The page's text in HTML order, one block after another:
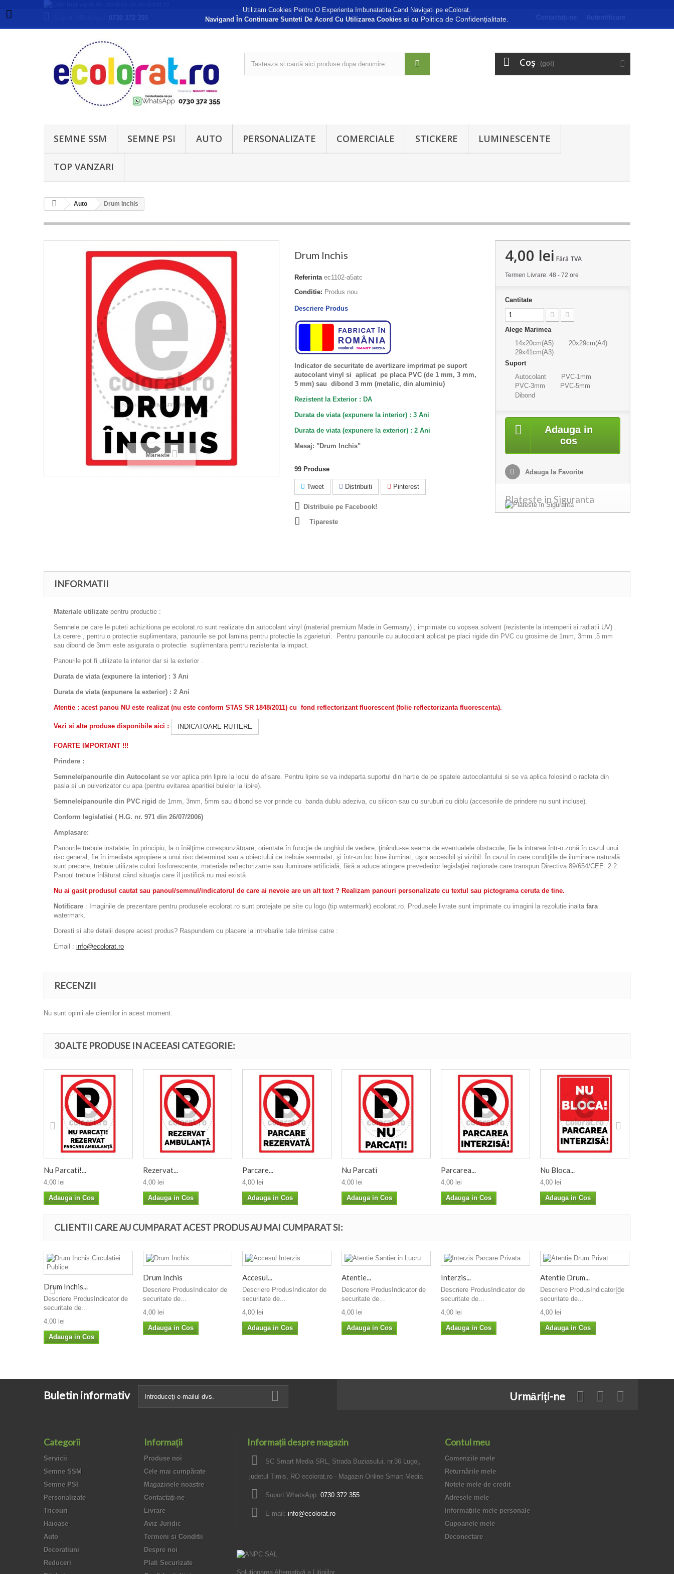
Coş (gol)
SEMNE SSM SEMNE PSI AUTO PERSONALIZATE COMERCIALE STICKERE LUMINESCENTE
TOP VANZARI
Auto Drum Inchis
Mareste
Drum Inchis
Referinta ec1102-a5atc
Conditie: Produs nou
Descriere Produs
Indicator de securitate de avertizare imprimat pe suport
autocolant vinyl si aplicat pe placa PVC (de 1 mm, 3 mm,
5 mm) sau dibond 3 mm (metalic, din aluminiu)
Rezistent la Exterior : DA
Durata de viata (expunere la interior) : 3 Ani
Durata de viata (expunere la exterior) : 2 Ani
Mesaj: "Drum Inchis"
99 Produse
Tweet Distribuiti Pinterest
Distribuie pe Facebook!
Tipareste
4,00 lei Fără TVA
Termen Livrare: 48 - 72 ore
Cantitate
Alege Marimea
14x20cm(A5)
20x29cm(A4)
29x41cm(A3)
Suport
Autocolant
PVC-1mm
PVC-3mm
PVC-5mm
Dibond
Adauga in
cos
Adauga la Favorite
Plateste in Siguranta
INFORMATII
Materiale utilizate pentru productie :
Semnele pe care le puteti achizitiona pe ecolorat.ro sunt realizate din autocolant vinyl (material premium Made in Germany) , imprimate cu vopsea solvent (rezistente la intemperii si radiatii UV) .
La cerere , pentru o protectie suplimentara, panourile se pot lamina pentru protectie la zgarieturi. Pentru panourile cu autocolant aplicat pe placi rigide din PVC cu grosime de 1mm, 3mm ,5 mm
sau dibond de 3mm este asigurata o protectie suplimentara pentru rezistenta la impact.
Panourile pot fi utilizate la interior dar si la exterior .
Durata de viata (expunere la interior) : 3 Ani
Durata de viata (expunere la exterior) : 2 Ani
Atentie : acest panou NU este realizat (nu este conform STAS SR 1848/2011) cu fond reflectorizant fluorescent (folie reflectorizanta fluorescenta).
Vezi si alte produse disponibile aici : INDICATOARE RUTIERE
FOARTE IMPORTANT !!!
Prindere :
Semnele/panourile din Autocolant se vor aplica prin lipire la locul de afisare. Pentru lipire se va indeparta suportul din hartie de pe spatele autocolantului si se va aplica folosind o racleta din
pasla si un pulverizator cu apa (pentru evitarea aparitiei bulelor la lipire).
Semnele/panourile din PVC rigid de 1mm, 3mm, 5mm sau dibond se vor prinde cu banda dublu adeziva, cu silicon sau cu suruburi cu diblu (accesoriile de prindere nu sunt incluse).
Conform legislatiei ( H.G. nr. 971 din 26/07/2006)
Amplasare:
Panourile trebuie instalate, în principiu, la o înălţime corespunzătoare, orientate în funcţie de unghiul de vedere, ţinându-se seama de eventualele obstacole, fie la intrarea într-o zonă în cazul unui
risc general, fie în imediata apropiere a unui risc determinat sau a obiectului ce trebuie semnalat, şi într-un loc bine iluminat, uşor accesibil şi vizibil. În cazul în care condiţiile de iluminare naturală
sunt precare, trebuie utilizate culori fosforescente, materiale reflectorizante sau iluminare artificială, fără a aduce atingere prevederilor legislaţiei naţionale care transpun Directiva 89/654/CEE. 2.2.
Panoul trebuie înlăturat când situaţia care îl justifică nu mai există
Nu ai gasit produsul cautat sau panoul/semnul/indicatorul de care ai nevoie are un alt text ? Realizam panouri personalizate cu textul sau pictograma ceruta de tine.
Notificare : Imaginile de prezentare pentru produsele ecolorat.ro sunt protejate pe site cu logo (tip watermark) ecolorat.ro. Produsele livrate sunt imprimate cu imagini la rezolutie inalta fara
watermark.
Doresti si alte detalii despre acest produs? Raspundem cu placere la intrebarile tale trimise catre :
Email : info@ecolorat.ro
RECENZII
Nu sunt opinii ale clientilor in acest moment.
30 ALTE PRODUSE IN ACEEASI CATEGORIE:
Nu Parcati!...
4,00 lei
Adauga in Cos
Rezervat...
4,00 lei
Adauga in Cos
Parcare...
4,00 lei
Adauga in Cos
Nu Parcati
4,00 lei
Adauga in Cos
Parcarea...
4,00 lei
Adauga in Cos
Nu Bloca...
4,00 lei
Adauga in Cos
CLIENTII CARE AU CUMPARAT ACEST PRODUS AU MAI CUMPARAT SI:
Drum Inchis...
Descriere ProdusIndicator de
securitate de...
4,00 lei
Adauga in Cos
Drum Inchis
Descriere ProdusIndicator de
securitate de...
4,00 lei
Adauga in Cos
Accesul...
Descriere ProdusIndicator de
securitate de...
4,00 lei
Adauga in Cos
Atentie...
Descriere ProdusIndicator de
securitate de...
4,00 lei
Adauga in Cos
Interzis...
Descriere ProdusIndicator de
securitate de...
4,00 lei
Adauga in Cos
Atentie Drum...
Descriere ProdusIndicator de
securitate de...
4,00 lei
Adauga in Cos
Buletin informativ Urmăriți-ne
Categorii
Servicii
Semne SSM
Semne PSI
Personalizate
Tricouri
Haioase
Auto
Decoratiuni
Reduceri
Informaţii
Produse noi
Cele mai cumpărate
Magazinele noastre
Contactați-ne
Livrare
Aviz Juridic
Termeni si Conditii
Despre noi
Plati Securizate
Informații despre magazin
SC Smart Media SRL, Strada Buziasului, nr.36 Lugoj,
judetul Timis, RO ecolorat.ro - Magazin Online Smart Media
Suport WhatsApp: 0730 372 355
E-mail: info@ecolorat.ro
Contul meu
Comenzile mele
Returnările mele
Notele mele de credit
Adresele mele
Informaţiile mele personale
Cupoanele mele
Deconectare
Utilizam Cookies Pentru O Experienta Imbunatatita Cand Navigati pe eColorat.
Navigand În Continuare Sunteti De Acord Cu Utilizarea Cookies si cu Politica de Confidențialitate.
Soluționarea Alternativă a Litigiilor